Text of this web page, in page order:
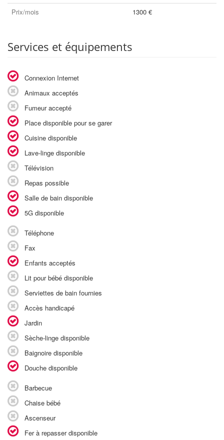
Prix/mois
1300 €
Services et équipements
Connexion Internet
Animaux acceptés
Fumeur accepté
Place disponible pour se garer
Cuisine disponible
Lave-linge disponible
Télévision
Repas possible
Salle de bain disponible
5G disponible
Téléphone
Fax
Enfants acceptés
Lit pour bébé disponible
Serviettes de bain fournies
Accès handicapé
Jardin
Sèche-linge disponible
Baignoire disponible
Douche disponible
Barbecue
Chaise bébé
Ascenseur
Fer à repasser disponible